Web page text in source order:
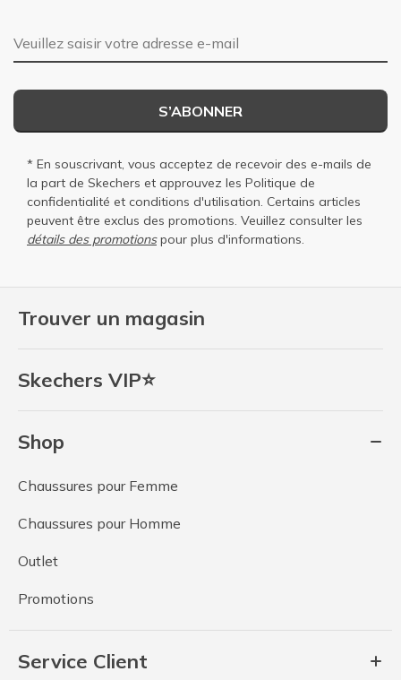
Trouver un magasin
Skechers VIP⭐
Shop
Chaussures pour Femme
Chaussures pour Homme
Outlet
Promotions
Service Client
Adresse e-mail
S’ABONNER
* En souscrivant, vous acceptez de recevoir des e-mails de
la part de Skechers et approuvez les Politique de
confidentialité et conditions d'utilisation. Certains articles
peuvent être exclus des promotions. Veuillez consulter les
détails des promotionspour plus d'informations.